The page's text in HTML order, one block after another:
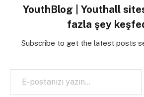
YouthBlog | Youthall
fazla şey
Subscribe to get the latest posts
E-postanızı yazın…